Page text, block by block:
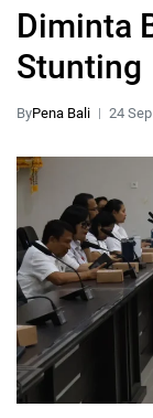
Diminta
Stunting
ByPena Bali 24